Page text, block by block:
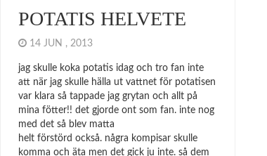
POTATIS HELVETE
14 JUN , 2013
jag skulle koka potatis idag och tro fan inte
att när jag skulle hälla ut vattnet för potatisen
var klara så tappade jag grytan och allt på
mina fötter!! det gjorde ont som fan. inte nog
med det så blev matta
helt förstörd också. några kompisar skulle
komma och äta men det gick ju inte. så dem